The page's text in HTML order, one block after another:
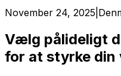
November 24, 2025
Vælg pålideligt
for at styrke din